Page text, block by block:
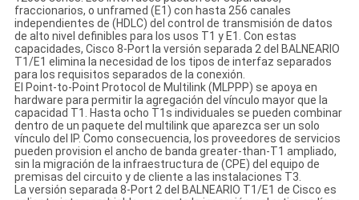
fraccionarios, o unframed (E1) con hasta 256 canales
independientes de (HDLC) del control de transmisión de datos
de alto nivel definibles para los usos T1 y E1. Con estas
capacidades, Cisco 8-Port la versión separada 2 del BALNEARIO
T1/E1 elimina la necesidad de los tipos de interfaz separados
para los requisitos separados de la conexión.
El Point-to-Point Protocol de Multilink (MLPPP) se apoya en
hardware para permitir la agregación del vínculo mayor que la
capacidad T1. Hasta ocho T1s individuales se pueden combinar
dentro de un paquete del multilink que aparezca ser un solo
vínculo del IP. Como consecuencia, los proveedores de servicios
pueden provision el ancho de banda greater-than-T1 ampliado,
sin la migración de la infraestructura de (CPE) del equipo de
premisas del circuito y de cliente a las instalaciones T3.
La versión separada 8-Port 2 del BALNEARIO T1/E1 de Cisco es